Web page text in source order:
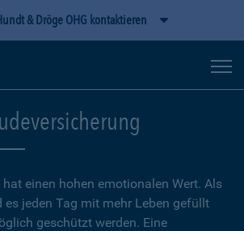
& Dröge OHG kontaktieren
hat einen hohen emotionalen Wert. Als
es jeden Tag mit mehr Leben gefüllt
geschützt werden. Eine